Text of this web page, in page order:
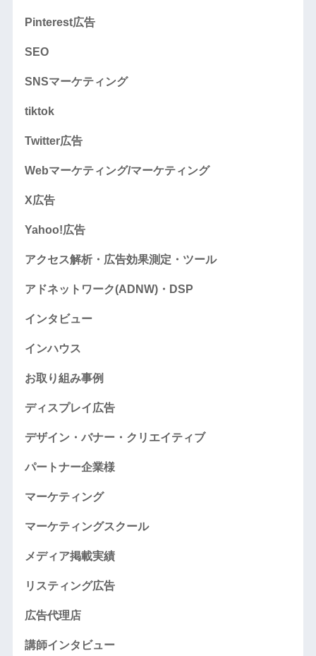
Pinterest広告
SEO
SNSマーケティング
tiktok
Twitter広告
Webマーケティング/マーケティング
X広告
Yahoo!広告
アクセス解析・広告効果測定・ツール
アドネットワーク(ADNW)・DSP
インタビュー
インハウス
お取り組み事例
ディスプレイ広告
デザイン・バナー・クリエイティブ
パートナー企業様
マーケティング
マーケティングスクール
メディア掲載実績
リスティング広告
広告代理店
講師インタビュー